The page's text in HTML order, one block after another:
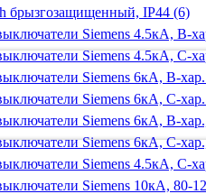
брызгозащищенный, IP44 (6)
Siemens 4.5кА, B-
Siemens 4.5кА, C-
Siemens 6кА, B-
Siemens 6кА, С-
Siemens 6кА, B-
Siemens 6кА, C-
Siemens 4.5кА, C-
Siemens 10кА, 80-